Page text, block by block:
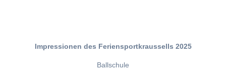
Impressionen des Feriensportkraussells 2025
Ballschule